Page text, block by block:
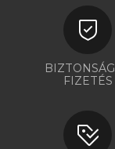
FIZETÉS